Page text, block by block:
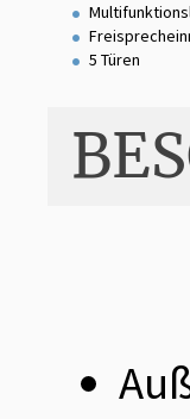
5 Türen